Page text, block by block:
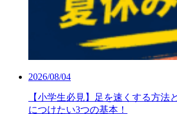
2026/08/04
【小学生必見】足を速くする方法
につけたい3つの基本！